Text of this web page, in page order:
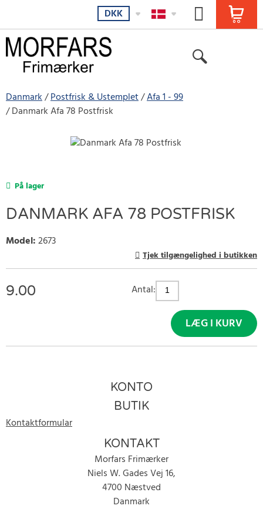
DKK
Danmark Postfrisk & Ustemplet Afa 1 - 99
Danmark Afa 78 Postfrisk
På lager
DANMARK AFA 78 POSTFRISK
Model:2673
Tjek tilgængelighed i butikken
9.00 Antal:
LÆG I KURV
KONTO
BUTIK
Kontaktformular
KONTAKT
Morfars Frimærker
Niels W. Gades Vej 16,
4700 Næstved
Danmark